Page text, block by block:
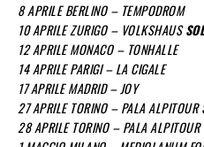
8 APRILE BERLINO – TEMPODROM
10 APRILE ZURIGO – VOLKSHAUS
12 APRILE MONACO – TONHALLE
14 APRILE PARIGI – LA CIGALE
17 APRILE MADRID – JOY
27 APRILE TORINO – PALA ALPITOUR
28 APRILE TORINO – PALA ALPITOUR